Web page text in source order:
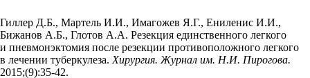
Гиллер Д.Б., Мартель И.И., Имагожев Я.Г., Ениленис И.И.,
Бижанов А.Б., Глотов А.А. Резекция единственного легкого
и пневмонэктомия после резекции противоположного легкого
в лечении туберкулеза. Хирургия. Журнал им. Н.И. Пирогова.
2015;(9):35‑42.